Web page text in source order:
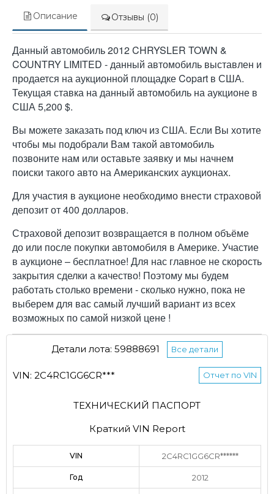
Описание Отзывы (0)
Данный автомобиль 2012 CHRYSLER TOWN &
COUNTRY LIMITED - данный автомобиль выставлен и
продается на аукционной площадке Copart в США.
Текущая ставка на данный автомобиль на аукционе в
США 5,200 $.
Вы можете заказать под ключ из США. Если Вы хотите
чтобы мы подобрали Вам такой автомобиль
позвоните нам или оставьте заявку и мы начнем
поиски такого авто на Американских аукционах.
Для участия в аукционе необходимо внести страховой
депозит от 400 долларов.
Страховой депозит возвращается в полном объёме
до или после покупки автомобиля в Америке. Участие
в аукционе – бесплатное! Для нас главное не скорость
закрытия сделки а качество! Поэтому мы будем
работать столько времени - сколько нужно, пока не
выберем для вас самый лучший вариант из всех
возможных по самой низкой цене !
Детали лота: 59888691 Все детали
VIN: 2C4RC1GG6CR*** Отчет по VIN
ТЕХНИЧЕСКИЙ ПАСПОРТ
Краткий VIN Report
VIN 2C4RC1GG6CR******
Год 2012